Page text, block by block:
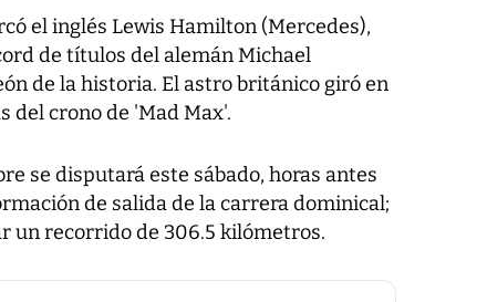
el inglés Lewis Hamilton (Mercedes),
de títulos del alemán Michael
de la historia. El astro británico giró en
del crono de 'Mad Max'.
se disputará este sábado, horas antes
de salida de la carrera dominical;
un recorrido de 306.5 kilómetros.